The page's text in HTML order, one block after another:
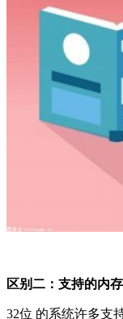
区别二：支持的内
32位 的系统许多支